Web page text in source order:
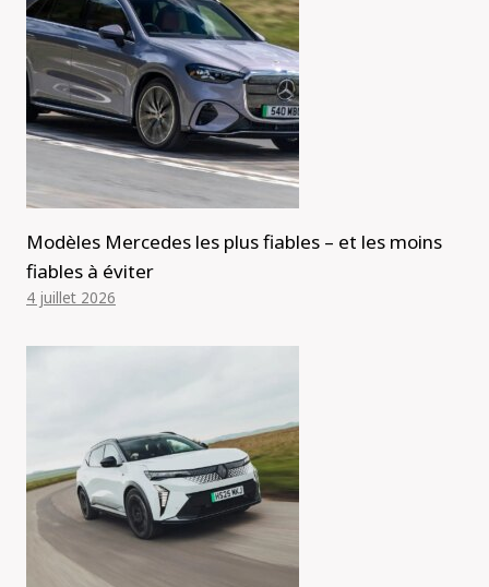
Modèles Mercedes les plus fiables – et les moins
fiables à éviter
4 juillet 2026